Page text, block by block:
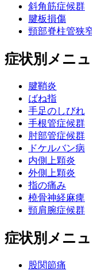
斜角筋症候群
腱板損傷
頸部脊柱管狭
症状別メニュ
腱鞘炎
ばね指
手足のしびれ
手根管症候群
肘部管症候群
ドケルバン病
内側上顆炎
外側上顆炎
指の痛み
橈骨神経麻痺
頸肩腕症候群
症状別メニ
股関節痛